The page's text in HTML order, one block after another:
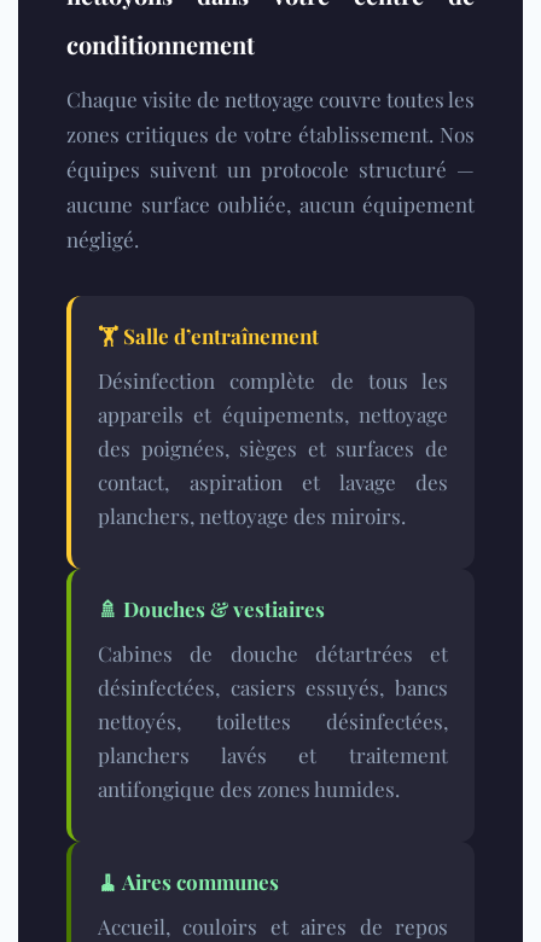
conditionnement
Chaque visite de nettoyage couvre toutes les
zones critiques de votre établissement. Nos
équipes suivent un protocole structuré —
aucune surface oubliée, aucun équipement
négligé.
🏋️ Salle d’entraînement
Désinfection complète de tous les
appareils et équipements, nettoyage
des poignées, sièges et surfaces de
contact, aspiration et lavage des
planchers, nettoyage des miroirs.
🚿 Douches & vestiaires
Cabines de douche détartrées et
désinfectées, casiers essuyés, bancs
nettoyés, toilettes désinfectées,
planchers lavés et traitement
antifongique des zones humides.
🧹 Aires communes
Accueil, couloirs et aires de repos